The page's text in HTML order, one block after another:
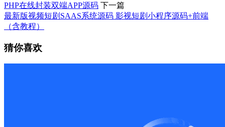
PHP在线封装双端APP源码 下一篇
最新版视频短剧SAAS系统源码 影视短剧小程序源码+前端
（含教程）
猜你喜欢